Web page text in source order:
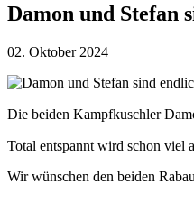
Damon und Stefan
02. Oktober 2024
Die beiden Kampfkuschler
Total entspannt wird schon viel
Wir wünschen den beiden